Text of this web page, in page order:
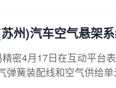
州)汽车空气悬架
密4月17日在互动平台
弹簧装配线和空气供给